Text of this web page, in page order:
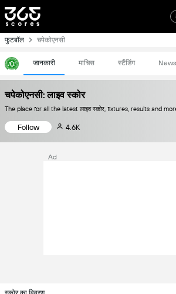
फुटबॉल चपेकोएनसी
जानकारी माचिस स्टैंडिंग News
चपेकोएनसी: लाइव स्कोर
The place for all the latest लाइव स्कोर, fixtures, results and
Follow 4.6K
Ad